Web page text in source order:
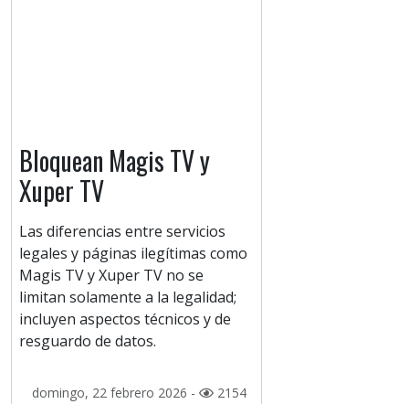
Bloquean Magis TV y
Xuper TV
Las diferencias entre servicios
legales y páginas ilegítimas como
Magis TV y Xuper TV no se
limitan solamente a la legalidad;
incluyen aspectos técnicos y de
resguardo de datos.
domingo, 22 febrero 2026 - 2154